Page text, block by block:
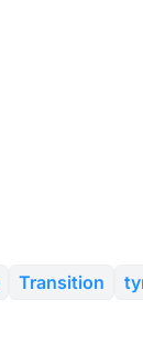
Transition